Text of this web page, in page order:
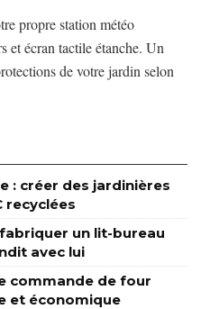
propre station météo
et écran tactile étanche. Un
de votre jardin selon
: créer des jardinières
recyclées
un lit-bureau
avec lui
commande de four
et économique